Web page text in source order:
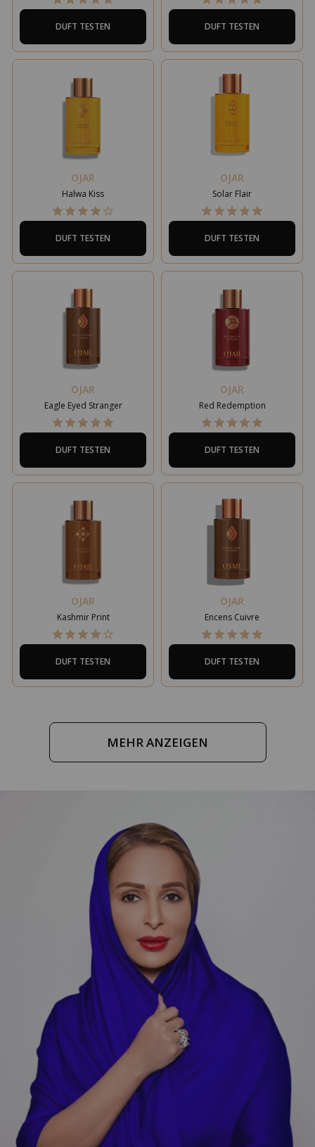
DUFT TESTEN DUFT TESTEN
OJAR
Halwa Kiss
DUFT TESTEN
OJAR
Solar Flair
DUFT TESTEN
OJAR
Eagle Eyed Stranger
DUFT TESTEN
OJAR
Red Redemption
DUFT TESTEN
OJAR
Kashmir Print
DUFT TESTEN
OJAR
Encens Cuivre
DUFT TESTEN
MEHR ANZEIGEN